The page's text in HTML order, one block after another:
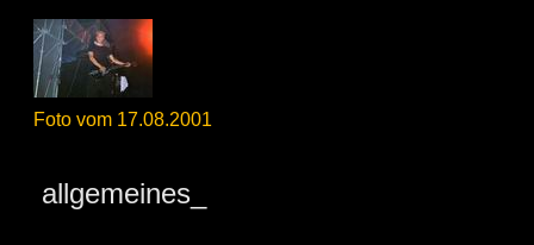
Foto vom 17.08.2001
allgemeines_